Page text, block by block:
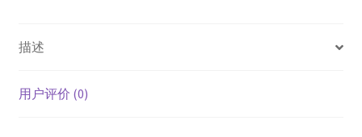
量
描述
用户评价 (0)